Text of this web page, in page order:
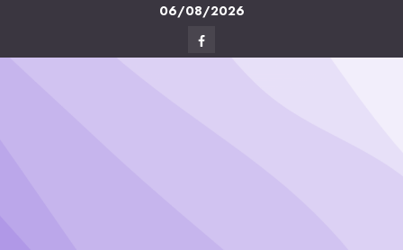
content
06/08/2026
Facebook